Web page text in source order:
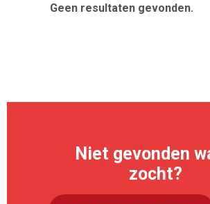
Geen resultaten gevonden.
Niet gevonden
zocht?